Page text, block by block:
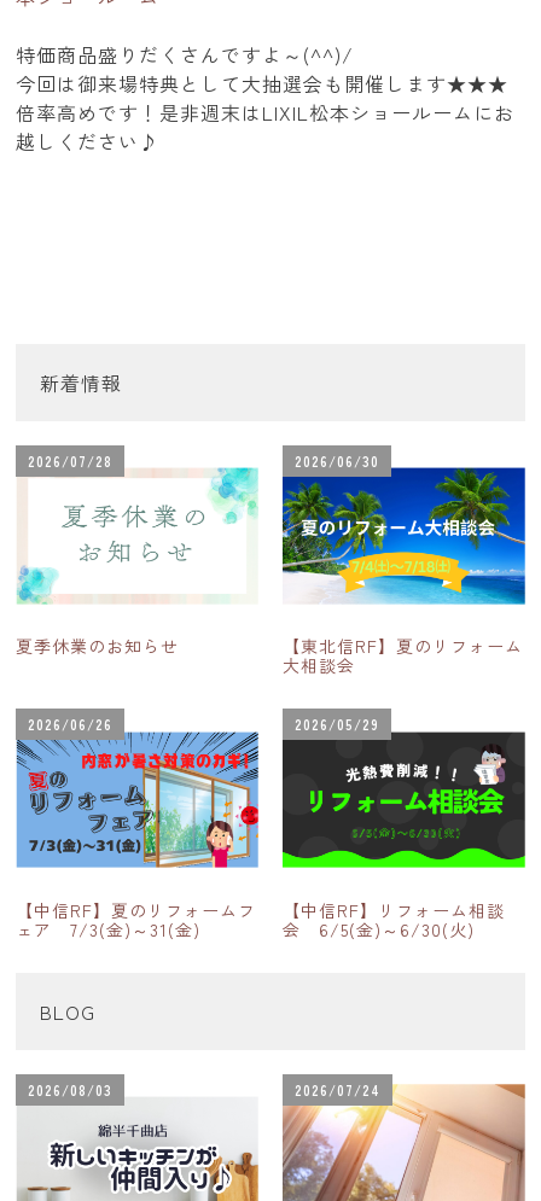
特価商品盛りだくさんですよ～(^^)/
今回は御来場特典として大抽選会も開催します★★★
倍率高めです！是非週末はLIXIL松本ショールームにお
越しください♪
新着情報
2026/07/28
夏季休業のお知らせ
2026/06/30
【東北信RF】夏のリフォーム
大相談会
2026/06/26
【中信RF】夏のリフォームフ
ェア 7/3(金)～31(金)
2026/05/29
【中信RF】リフォーム相談
会 6/5(金)～6/30(火)
BLOG
2026/08/03 2026/07/24